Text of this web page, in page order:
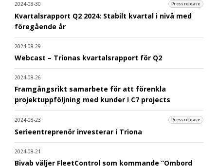
2024-08-30 Pressrelease
Kvartalsrapport Q2 2024: Stabilt kvartal i nivå med
föregående år
2024-08-29
Webcast – Trionas kvartalsrapport för Q2
2024-08-26
Framgångsrikt samarbete för att förenkla
projektuppföljning med kunder i C7 projects
2024-08-23 Pressrelease
Serieentreprenör investerar i Triona
2024-08-21
Bivab väljer FleetControl som kommande ”Ombord